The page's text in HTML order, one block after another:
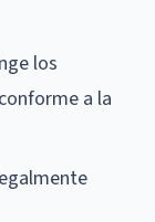
los
a la